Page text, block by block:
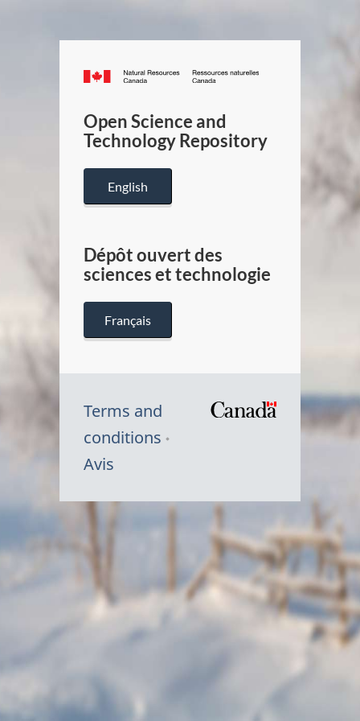
Canada.ca
/
Canada
Open Science and
Technology Repository
English
Dépôt ouvert des
sciences et technologie
Français
Terms and
conditions
Avis
Symbole
Canada